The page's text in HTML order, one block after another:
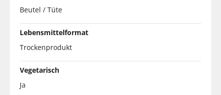
Beutel / Tüte
Lebensmittelformat
Trockenprodukt
Vegetarisch
Ja